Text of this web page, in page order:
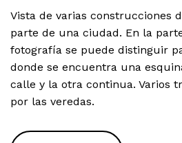
Vista de varias construcciones
parte de una ciudad. En la
fotografía se puede distinguir
donde se encuentra una
calle y la otra continua. Varios
por las veredas.